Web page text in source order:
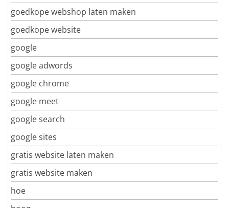
goedkope webshop laten maken
goedkope website
google
google adwords
google chrome
google meet
google search
google sites
gratis website laten maken
gratis website maken
hoe